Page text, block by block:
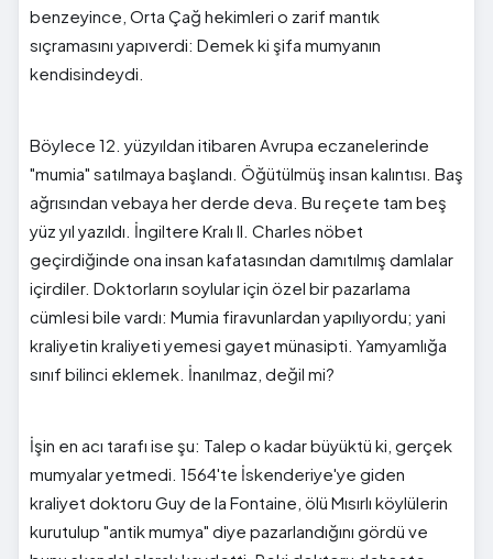
benzeyince, Orta Çağ hekimleri o zarif mantık
sıçramasını yapıverdi: Demek ki şifa mumyanın
kendisindeydi.
Böylece 12. yüzyıldan itibaren Avrupa eczanelerinde
"mumia" satılmaya başlandı. Öğütülmüş insan kalıntısı. Baş
ağrısından vebaya her derde deva. Bu reçete tam beş
yüz yıl yazıldı. İngiltere Kralı II. Charles nöbet
geçirdiğinde ona insan kafatasından damıtılmış damlalar
içirdiler. Doktorların soylular için özel bir pazarlama
cümlesi bile vardı: Mumia firavunlardan yapılıyordu; yani
kraliyetin kraliyeti yemesi gayet münasipti. Yamyamlığa
sınıf bilinci eklemek. İnanılmaz, değil mi?
İşin en acı tarafı ise şu: Talep o kadar büyüktü ki, gerçek
mumyalar yetmedi. 1564'te İskenderiye'ye giden
kraliyet doktoru Guy de la Fontaine, ölü Mısırlı köylülerin
kurutulup "antik mumya" diye pazarlandığını gördü ve